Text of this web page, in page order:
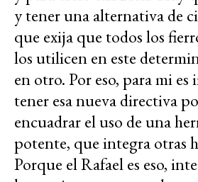
y tener una alternativa de
que exija que todos los
los utilicen en este
en otro. Por eso, para mi
tener esa nueva directiva
encuadrar el uso de una
potente, que integra otras
Porque el Rafael es eso,